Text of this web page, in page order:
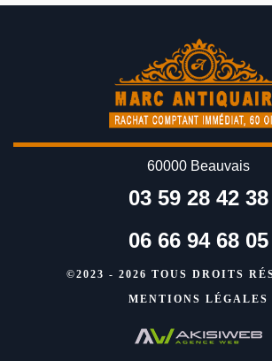
60000 Beauvais
03 59 28 42 38
06 66 94 68 05
©2023 - 2026 TOUS DROITS
MENTIONS LÉGALES